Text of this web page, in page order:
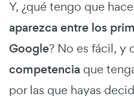
Y, ¿qué tengo que
aparezca entre los
Google? No es fácil, y
competencia que
por las que hayas